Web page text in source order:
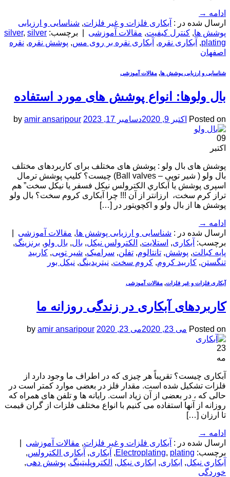
ادامه →
ارسال شده در : آبکاری فلزات و غیر فلزات, شناسایی و ارزیابی
پوشش ها, کنترل کیفیت, مقالات آموزشی برچسب: silver, silver
plating
, آبکاری نقره, آبکاری نقره بر روی مس, پوشش نقره, نقره
اصفهان
شناسایی و ارزیابی پوشش ها, مقالات آموزشی
بال ولوها: انواع پوشش های مورد استفاده
Posted on اکتبر 9, 2020 دسامبر 17, 2023 by amir ansaripour
09
اکتبر
پوشش های بال ولو : پوشش های مختلف برای کاربردهای مختلف
بال ولو ( شیر توپی – Ball valves) چیست؟ کلیپ پوشش ترمال
اسپری پوشش يا آبكاري الکترولس نیکل فسفر يا نيكل سخت” هم
تراز کرم سخت، ارزانتر از آن !!! چرا آبکاری کروم سخت؟ بال ولو
پوشش ها از بال ولو و اکچویتور در […]
ادامه →
ارسال شده در : شناسایی و ارزیابی پوشش ها, مقالات آموزشی
برچسب: آبکاری, استلایت, الکترولس نیکل, بال, بال ولو, برنزینگ,
پایه کبالت, پوشش, تانتالوم, تفلن, سرامیک, شیر توپی, کاربید
تنگستن, کاربید کروم, کروم سخت, نیتریدینگ, نیکل بور
آبکاری فلزات و غیر فلزات, مقالات آموزشی
کاربردهای آبکاری در زندگی روزانه ما
Posted on می 23, 2020 می 23, 2020 by amir ansaripour
23
مه
آبکاری چیست؟ تقریباً هر چیزی که در اطراف ما وجود دارد از
فلزات تشکیل شده است. مقدار فلز در بعضی موارد کمتر است در
حالی که ، در بعضی از آن زیاد است. رایانه ها و تلفن های همراه که
روزانه از آنها استفاده می کنیم با انواع مختلف فلزات از گران قیمت
تا ارزان […]
ادامه →
ارسال شده در : آبکاری فلزات و غیر فلزات, مقالات آموزشی
برچسب:
Electroplating, plating
, آبکاری, آبکاری الکترولس,
آبکاری نیکل, ابکاری, ابکاری نیکل, الکتروپلیتینگ, پوشش دهی,
خوردگی